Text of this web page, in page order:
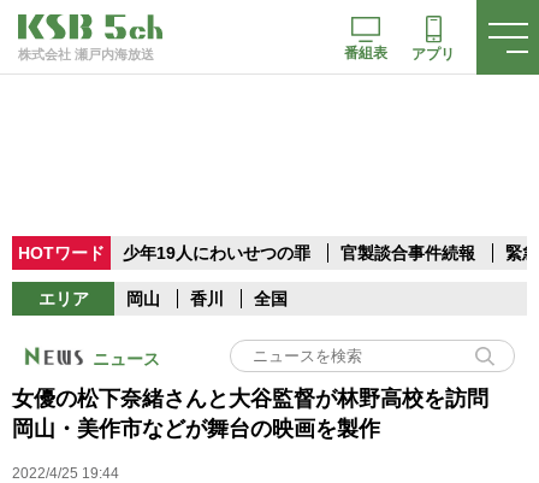
株式会社 瀬戸内海放送 番組表 アプリ
HOTワード 少年19人にわいせつの罪 官製談合事件続報 緊
エリア 岡山 香川 全国
ニュース
女優の松下奈緒さんと大谷監督が林野高校を訪問
岡山・美作市などが舞台の映画を製作
2022/4/25 19:44